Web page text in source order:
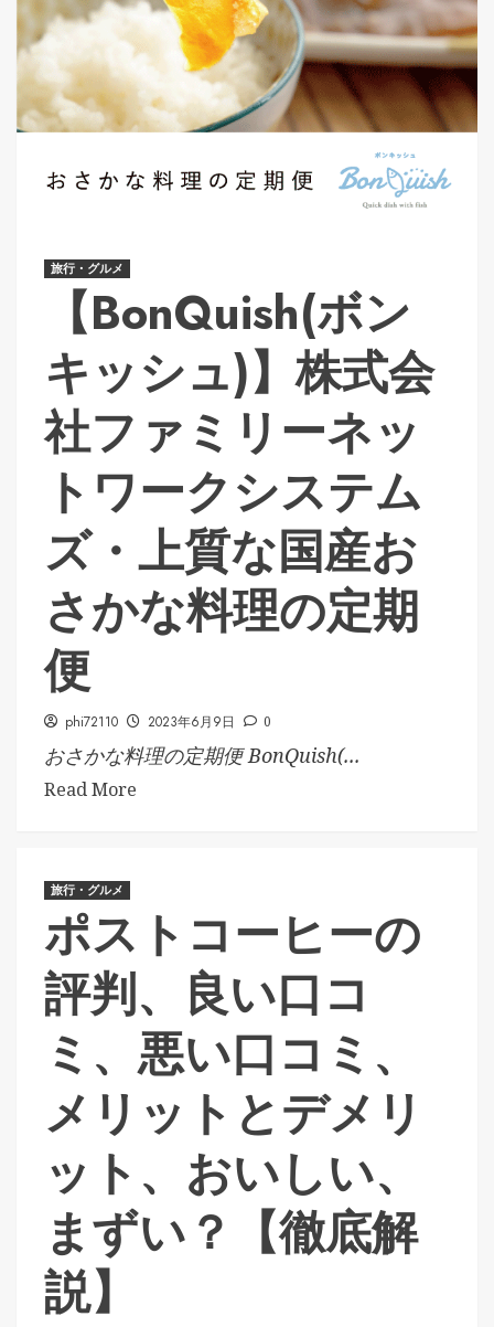
旅行・グルメ
【BonQuish(ボン
キッシュ)】株式会
社ファミリーネッ
トワークシステム
ズ・上質な国産お
さかな料理の定期
便
phi72110 2023年6月9日 0
おさかな料理の定期便 BonQuish(...
Read More
旅行・グルメ
ポストコーヒーの
評判、良い口コ
ミ、悪い口コミ、
メリットとデメリ
ット、おいしい、
まずい？【徹底解
説】